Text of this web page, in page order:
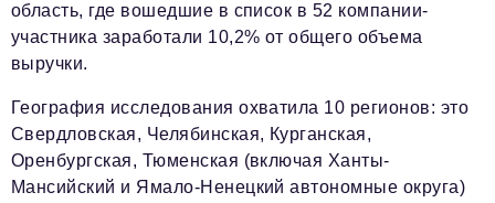
область, где вошедшие в список в 52 компании-
участника заработали 10,2% от общего объема
выручки.
География исследования охватила 10 регионов: это
Свердловская, Челябинская, Курганская,
Оренбургская, Тюменская (включая Ханты-
Мансийский и Ямало-Ненецкий автономные округа)